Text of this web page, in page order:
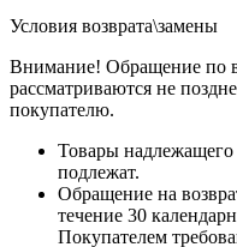
Условия возврата\замены
Внимание! Обращение по
рассматриваются не
покупателю.
Товары надлежащего
подлежат.
Обращение на
течение 30
Покупателем